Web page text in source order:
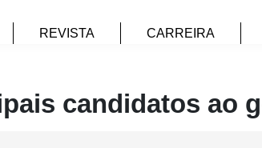
REVISTA CARREIRA
candidatos ao